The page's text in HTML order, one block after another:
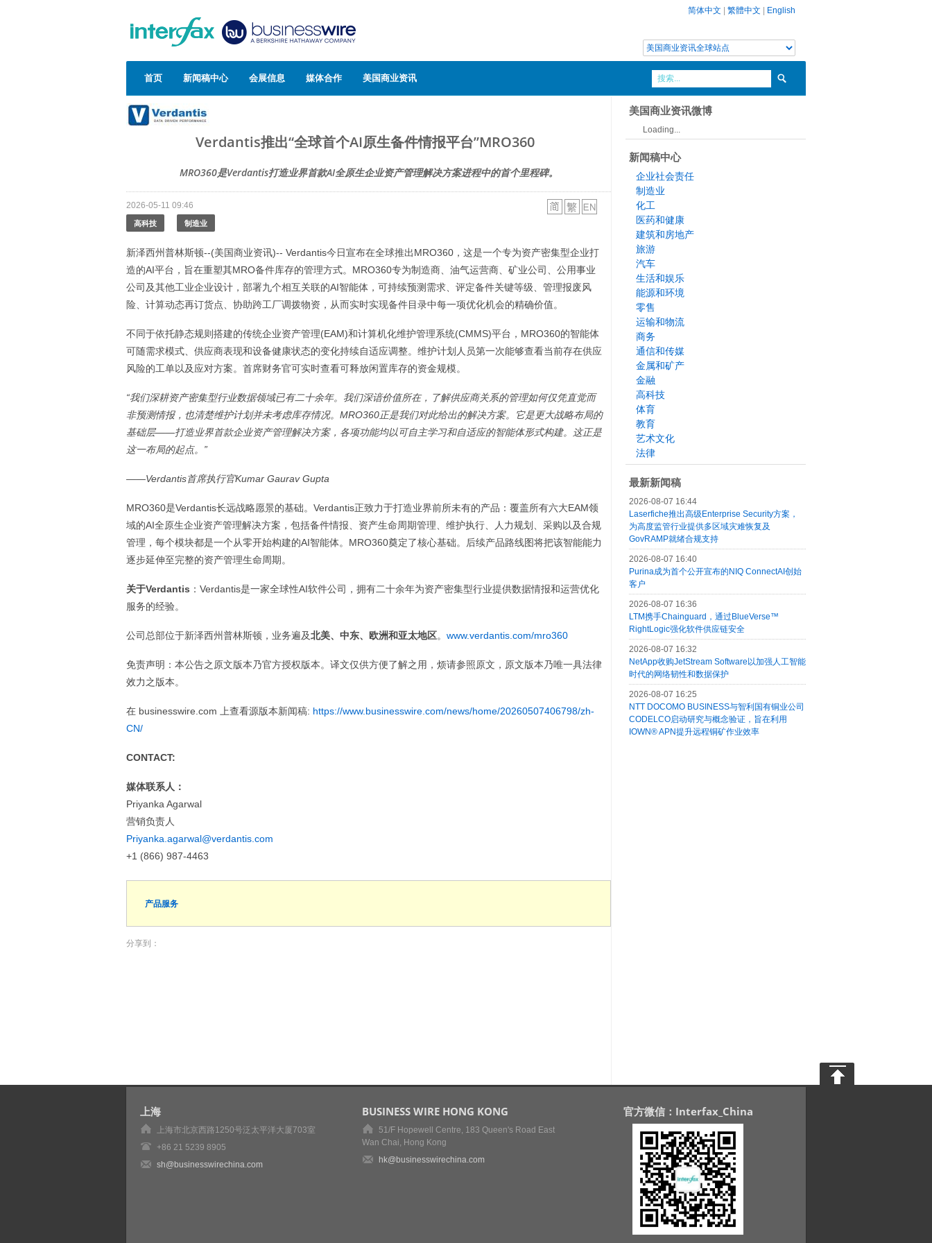
简体中文 繁體中文 English
首页 新闻稿中心 会展信息 媒体合作 美国商业资讯
Verdantis推出“全球首个AI原生备件情报平台”MRO360
MRO360是Verdantis打造业界首款AI全原生企业资产管理解决方案进程中的首个里程碑。
2026-05-11 09:46
高科技 制造业
新泽西州普林斯顿--(美国商业资讯)-- Verdantis今日宣布在全球推出MRO360，这是一个专为资产密集型企业打
造的AI平台，旨在重塑其MRO备件库存的管理方式。MRO360专为制造商、油气运营商、矿业公司、公用事业
公司及其他工业企业设计，部署九个相互关联的AI智能体，可持续预测需求、评定备件关键等级、管理报废风
险、计算动态再订货点、协助跨工厂调拨物资，从而实时实现备件目录中每一项优化机会的精确价值。
不同于依托静态规则搭建的传统企业资产管理(EAM)和计算机化维护管理系统(CMMS)平台，MRO360的智能体
可随需求模式、供应商表现和设备健康状态的变化持续自适应调整。维护计划人员第一次能够查看当前存在供应
风险的工单以及应对方案。首席财务官可实时查看可释放闲置库存的资金规模。
“我们深耕资产密集型行业数据领域已有二十余年。我们深谙价值所在，了解供应商关系的管理如何仅凭直觉而
非预测情报，也清楚维护计划并未考虑库存情况。MRO360正是我们对此给出的解决方案。它是更大战略布局的
基础层——打造业界首款企业资产管理解决方案，各项功能均以可自主学习和自适应的智能体形式构建。这正是
这一布局的起点。”
——Verdantis首席执行官Kumar Gaurav Gupta
MRO360是Verdantis长远战略愿景的基础。Verdantis正致力于打造业界前所未有的产品：覆盖所有六大EAM领
域的AI全原生企业资产管理解决方案，包括备件情报、资产生命周期管理、维护执行、人力规划、采购以及合规
管理，每个模块都是一个从零开始构建的AI智能体。MRO360奠定了核心基础。后续产品路线图将把该智能能力
逐步延伸至完整的资产管理生命周期。
关于Verdantis ：Verdantis是一家全球性AI软件公司，拥有二十余年为资产密集型行业提供数据情报和运营优化
服务的经验。
公司总部位于新泽西州普林斯顿，业务遍及北美、中东、欧洲和亚太地区。 www.verdantis.com/mro360
免责声明：本公告之原文版本乃官方授权版本。译文仅供方便了解之用，烦请参照原文，原文版本乃唯一具法律
效力之版本。
在 businesswire.com 上查看源版本新闻稿: https://www.businesswire.com/news/home/20260507406798/zh-
CN/
CONTACT:
媒体联系人：
Priyanka Agarwal
营销负责人
Priyanka.agarwal@verdantis.com
+1 (866) 987-4463
产品服务
分享到：
美国商业资讯微博
Loading...
新闻稿中心
企业社会责任
制造业
化工
医药和健康
建筑和房地产
旅游
汽车
生活和娱乐
能源和环境
零售
运输和物流
商务
通信和传媒
金属和矿产
金融
高科技
体育
教育
艺术文化
法律
最新新闻稿
2026-08-07 16:44
Laserfiche推出高级Enterprise Security方案，
为高度监管行业提供多区域灾难恢复及
GovRAMP就绪合规支持
2026-08-07 16:40
Purina成为首个公开宣布的NIQ ConnectAI创始
客户
2026-08-07 16:36
LTM携手Chainguard，通过BlueVerse™
RightLogic强化软件供应链安全
2026-08-07 16:32
NetApp收购JetStream Software以加强人工智能
时代的网络韧性和数据保护
2026-08-07 16:25
NTT DOCOMO BUSINESS与智利国有铜业公司
CODELCO启动研究与概念验证，旨在利用
IOWN® APN提升远程铜矿作业效率
上海
上海市北京西路1250号泛太平洋大厦703室
+86 21 5239 8905
sh@businesswirechina.com
BUSINESS WIRE HONG KONG
51/F Hopewell Centre, 183 Queen's Road East
Wan Chai, Hong Kong
hk@businesswirechina.com
官方微信：Interfax_China